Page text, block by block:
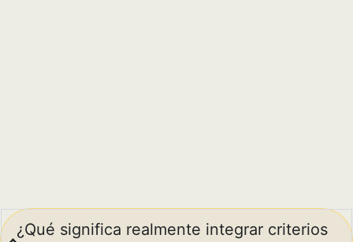
¿Qué significa realmente integrar criterios